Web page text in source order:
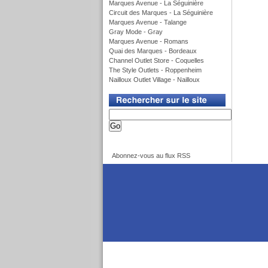
Marques Avenue - La Séguinière
Circuit des Marques - La Séguinière
Marques Avenue - Talange
Gray Mode - Gray
Marques Avenue - Romans
Quai des Marques - Bordeaux
Channel Outlet Store - Coquelles
The Style Outlets - Roppenheim
Nailloux Outlet Village - Nailloux
Abonnez-vous au flux RSS